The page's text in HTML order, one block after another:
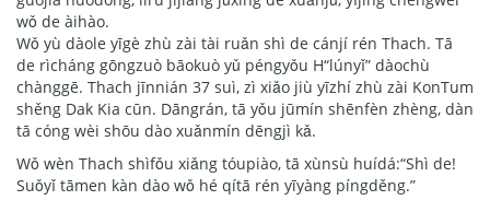
wǒ de àihào.
Wǒ yù dàole yīgè zhù zài tài ruǎn shì de cánjí rén Thach. Tā
de rìcháng gōngzuò bāokuò yǔ péngyǒu H“lúnyǐ” dàochù
chànggē. Thach jīnnián 37 suì, zì xiǎo jiù yīzhí zhù zài KonTum
shěng Dak Kia cūn. Dāngrán, tā yǒu jūmín shēnfèn zhèng, dàn
tā cóng wèi shōu dào xuǎnmín dēngjì kǎ.
Wǒ wèn Thach shìfǒu xiǎng tóupiào, tā xùnsù huídá:“Shì de!
Suǒyǐ tāmen kàn dào wǒ hé qítā rén yīyàng píngděng.”